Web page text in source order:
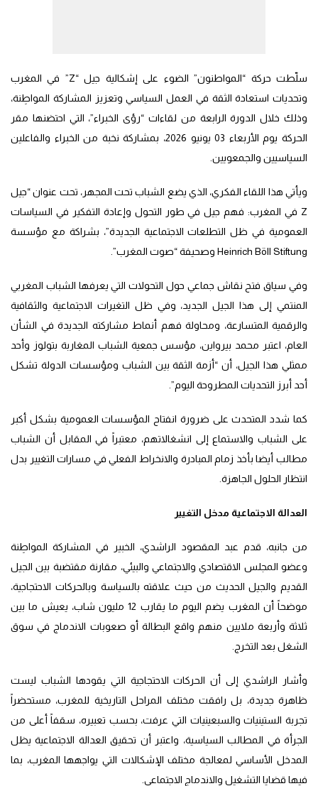
سلّطت حركة “المواطنون” الضوء على إشكالية جيل “Z” في المغرب
وتحديات استعادة الثقة في العمل السياسي وتعزيز المشاركة المواطِنة،
وذلك خلال الدورة الرابعة من لقاءات “رؤى الخبراء”، التي احتضنها مقر
الحركة يوم الأربعاء 03 يونيو 2026، بمشاركة نخبة من الخبراء والفاعلين
السياسيين والجمعويين.
ويأتي هذا اللقاء الفكري، الذي يضع الشباب تحت المجهر، تحت عنوان “جيل
Z في المغرب: فهم جيل في طور التحول وإعادة التفكير في السياسات
العمومية في ظل التطلعات الاجتماعية الجديدة”، بشراكة مع مؤسسة
Heinrich Böll Stiftung وصحيفة “صوت المغرب”.
وفي سياق فتح نقاش جماعي حول التحولات التي يعرفها الشباب المغربي
المنتمي إلى هذا الجيل الجديد، وفي ظل التغيرات الاجتماعية والثقافية
والرقمية المتسارعة، ومحاولة فهم أنماط مشاركته الجديدة في الشأن
العام، اعتبر محمد بيرواين، مؤسس جمعية الشباب المغاربة بتولوز وأحد
ممثلي هذا الجيل، أن “أزمة الثقة بين الشباب ومؤسسات الدولة تشكل
أحد أبرز التحديات المطروحة اليوم”.
كما شدد المتحدث على ضرورة انفتاح المؤسسات العمومية بشكل أكبر
على الشباب والاستماع إلى انشغالاتهم، معتبراً في المقابل أن الشباب
مطالب أيضا بأخذ زمام المبادرة والانخراط الفعلي في مسارات التغيير بدل
انتظار الحلول الجاهزة.
العدالة الاجتماعية مدخل التغيير
من جانبه، قدم عبد المقصود الراشدي، الخبير في المشاركة المواطِنة
وعضو المجلس الاقتصادي والاجتماعي والبيئي، مقارنة مقتضبة بين الجيل
القديم والجيل الحديث من حيث علاقته بالسياسة وبالحركات الاحتجاجية،
موضحاً أن المغرب يضم اليوم ما يقارب 12 مليون شاب، يعيش ما بين
ثلاثة وأربعة ملايين منهم واقع البطالة أو صعوبات الاندماج في سوق
الشغل بعد التخرج.
وأشار الراشدي إلى أن الحركات الاحتجاجية التي يقودها الشباب ليست
ظاهرة جديدة، بل رافقت مختلف المراحل التاريخية للمغرب، مستحضراً
تجربة الستينيات والسبعينيات التي عرفت، بحسب تعبيره، سقفاً أعلى من
الجرأة في المطالب السياسية، واعتبر أن تحقيق العدالة الاجتماعية يظل
المدخل الأساسي لمعالجة مختلف الإشكالات التي يواجهها المغرب، بما
فيها قضايا التشغيل والاندماج الاجتماعي.